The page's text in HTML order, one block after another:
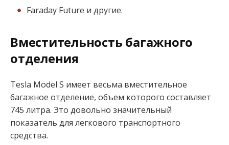
Faraday Future и другие.
Вместительность багажного
отделения
Tesla Model S имеет весьма вместительное
багажное отделение, объем которого составляет
745 литра. Это довольно значительный
показатель для легкового транспортного
средства.